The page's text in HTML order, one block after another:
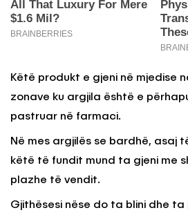
Këtë produkt e gjeni në mjedise
zonave ku argjila është e
pastruar në farmaci.
Në mes argjilës se bardhë, asaj
këtë të fundit mund ta gjeni me
plazhe të vendit.
Gjithësesi nëse do ta blini dhe ta